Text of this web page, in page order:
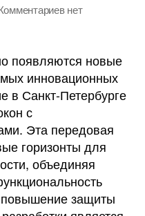
к
Петербурге
разработана
уникальная
окрашивания
волокна
с
антимикробными
свойствами
нет
появляются новые
инновационных
в Санкт-Петербурге
с
Эта передовая
горизонты для
объединяя
защиты